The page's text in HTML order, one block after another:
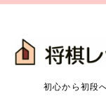
初心から初段